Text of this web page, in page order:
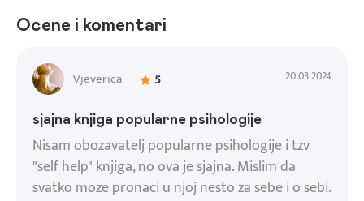
Ocene i komentari
Vjeverica 5 20.03.2024
sjajna knjiga popularne psihologije
Nisam obozavatelj popularne psihologije i tzv
"self help" knjiga, no ova je sjajna. Mislim da
svatko moze pronaci u njoj nesto za sebe i o sebi.